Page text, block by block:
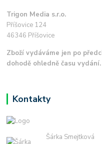
Trigon Media s.r.o.
Příšovice 124
46346 Příšovice
Zboží vydáváme jen po
dohodě ohledně času vydání.
Kontakty
Šárka Smejtková